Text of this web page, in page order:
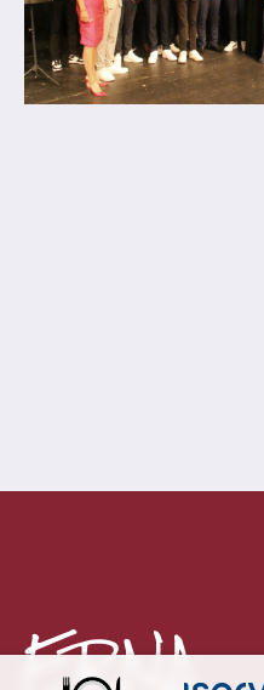
Laufbahn und
FHR und Abitur
Einführungsphase
Schulrestaurant
AG-Bereich